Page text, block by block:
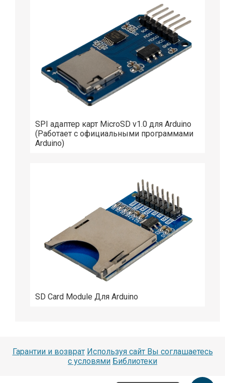
SPI адаптер карт MicroSD v1.0 для Arduino
(Работает с официальными программами
Arduino)
SD Card Module Для Arduino
Гарантии и возврат Используя сайт Вы соглашаетесь
с условями Библиотеки